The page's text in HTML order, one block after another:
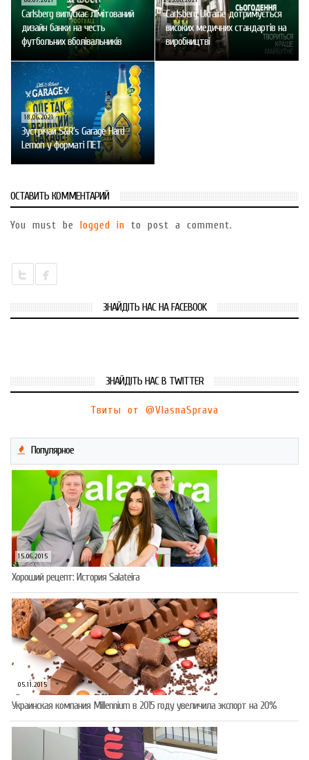
Carlsberg випускає лімітований
дизайн банки на честь
футбольних вболівальників
Carlsberg Ukraine дотримується
високих медичних стандартів на
виробництві
18.06.2021
Зустрічай S&R’s Garage Hard
Lemon у форматі ПЕТ
ОСТАВИТЬ КОММЕНТАРИЙ
You must be logged in to post a comment.
ЗНАЙДІТЬ НАС НА FACEBOOK
ЗНАЙДІТЬ НАС В TWITTER
Твиты от @VlasnaSprava
Популярное
15.06.2015
Хороший рецепт: История Salateira
05.11.2015
Украинская компания Millennium в 2015 году увеличила экспорт на 20%